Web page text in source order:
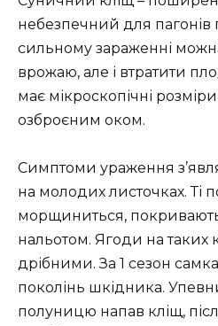
небезпечний для пагонів
сильному зараженні
врожаю, але і втратити
має мікроскопічні
озброєним оком.
Симптоми ураження
на молодих листочках. Ті
морщиниться,
нальотом. Ягоди на
дрібними. За 1 сезон
поколінь шкідника.
полуницю напав кліщ,